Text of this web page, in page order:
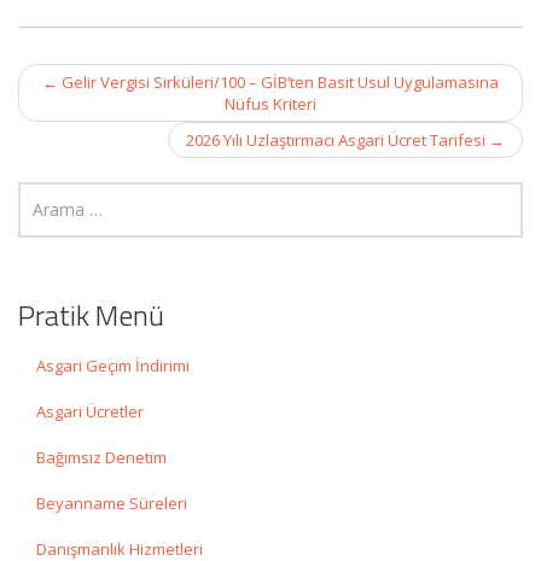
Post
navigation
← Gelir Vergisi Sirküleri/100 – GİB’ten Basit Usul Uygulamasına
Nüfus Kriteri
2026 Yılı Uzlaştırmacı Asgari Ücret Tarifesi →
Pratik Menü
Asgari Geçim İndirimi
Asgari Ücretler
Bağımsız Denetim
Beyanname Süreleri
Danışmanlık Hizmetleri